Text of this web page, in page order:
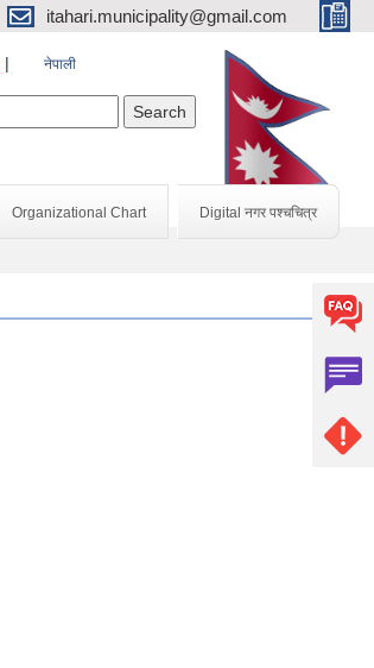
itahari.municipality@gmail.com
नेपाली
Organizational Chart Digital नगर पश्चचित्र